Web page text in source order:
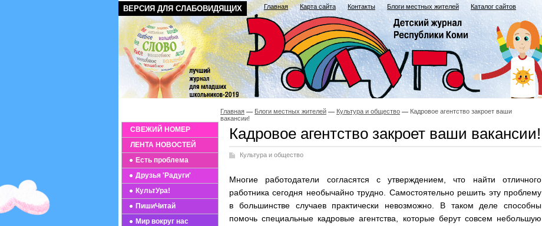
ВЕРСИЯ ДЛЯ СЛАБОВИДЯЩИХ Главная Карта сайта Контакты Блоги местных жителей Каталог сайтов
СВЕЖИЙ НОМЕР
ЛЕНТА НОВОСТЕЙ
Есть проблема
Друзья 'Радуги'
КультУра!
ПишиЧитай
Мир вокруг нас
Главная Блоги местных жителей Культура и общество
Кадровое агентство закроет ваши
вакансии!
Кадровое агентство закроет ваши вакансии!
Культура и общество
Многие работодатели согласятся с утверждением, что найти отличного
работника сегодня необычайно трудно. Самостоятельно решить эту проблему
в большинстве случаев практически невозможно. В таком деле способны
помочь специальные кадровые агентства, которые берут совсем небольшую